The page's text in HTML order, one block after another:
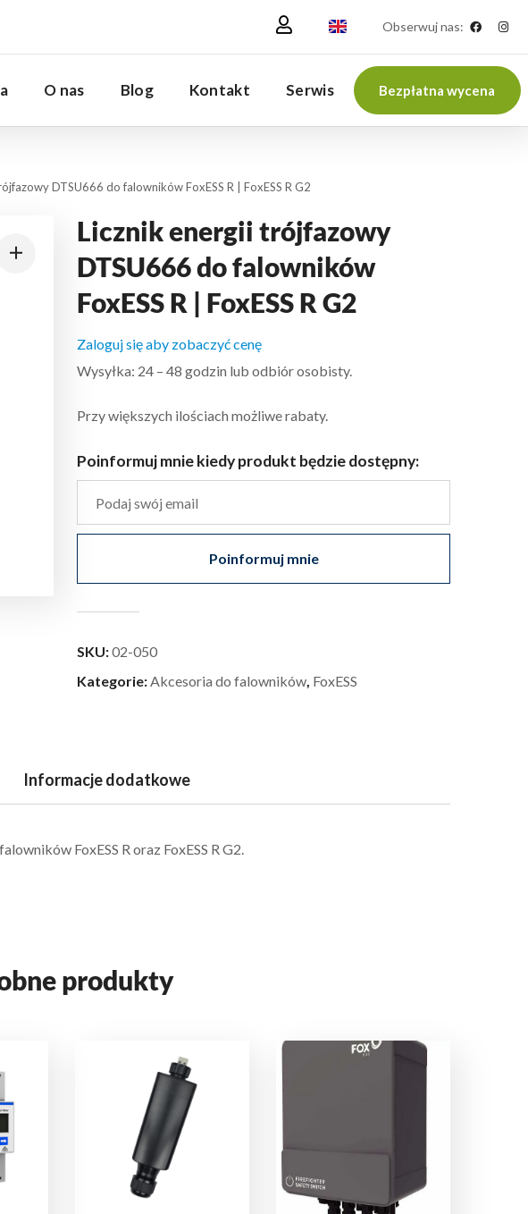
Obserwuj nas:
O nas Blog Kontakt Serwis Bezpłatna wycena
DTSU666 do falowników FoxESS R | FoxESS R G2
Licznik energii trójfazowy
DTSU666 do falowników
FoxESS R | FoxESS R G2
Zaloguj się aby zobaczyć cenę
Wysyłka: 24 – 48 godzin lub odbiór osobisty.
Przy większych ilościach możliwe rabaty.
Poinformuj mnie kiedy produkt będzie dostępny:
Poinformuj mnie
SKU:02-050
Kategorie:Akcesoria do falowników, FoxESS
Informacje dodatkowe
FoxESS R oraz FoxESS R G2.
produkty